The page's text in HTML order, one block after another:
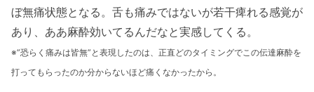
ぼ無痛状態となる。舌も痛みではないが若干痺れる感覚が
あり、ああ麻酔効いてるんだなと実感してくる。
※”恐らく痛みは皆無”と表現したのは、正直どのタイミングでこの伝達麻酔を
打ってもらったのか分からないほど痛くなかったから。